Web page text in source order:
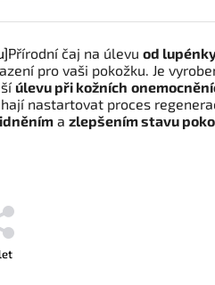
Přírodní čaj na úlevu od
pro vaši pokožku. Je
úlevu při kožních
nastartovat proces
a zlepšením stavu